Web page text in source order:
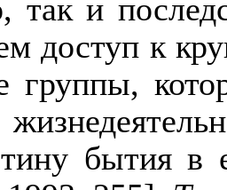
так и
доступ кк
группы,
бытия в